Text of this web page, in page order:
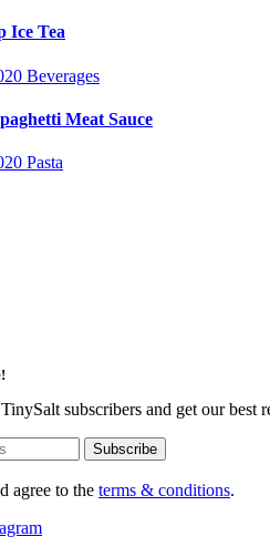
Ice Tea
Beverages
Meat Sauce
Pasta
subscribers and get our best
agree to the terms & conditions.